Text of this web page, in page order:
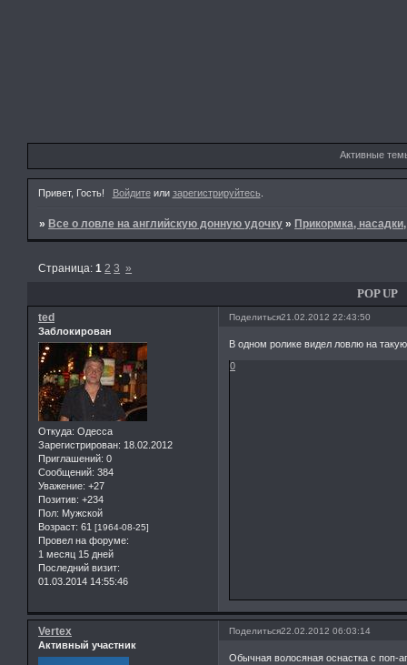
Активные
Привет, Гость! Войдитеили зарегистрируйтесь.
»Все о ловле на английскую донную удочку »Прикормка,
POP UP
Страница:1 2 3 »
Поделиться21.02.2012 22:43:50
ted
Заблокирован
Откуда: Одесса
Зарегистрирован: 18.02.2012
Приглашений: 0
Сообщений: 384
Уважение: +27
Позитив: +234
Пол: Мужской
Возраст: 61 [1964-08-25]
Провел на форуме:
1 месяц 15 дней
Последний визит:
01.03.2014 14:55:46
В одном ролике видел ловлю на
0
Поделиться22.02.2012 06:03:14
Vertex
Активный участник
Обычная волосяная оснастка с поп-